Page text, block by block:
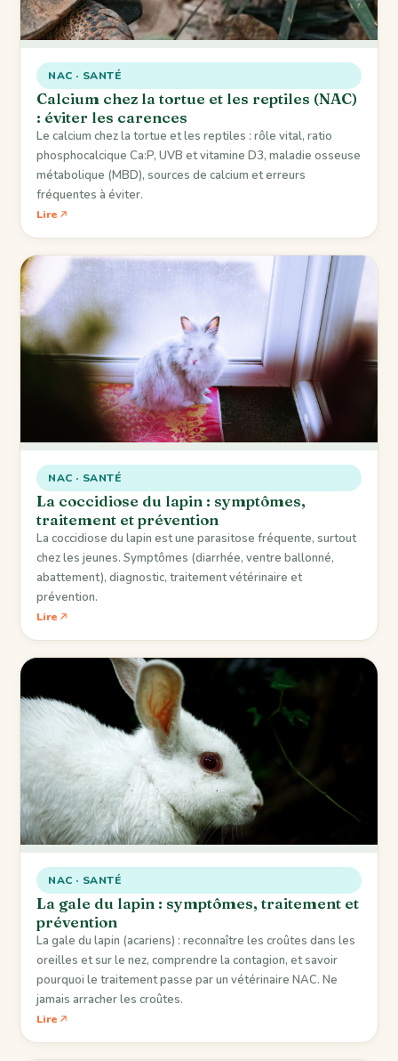
NAC · SANTÉ
Calcium chez la tortue et les reptiles (NAC)
: éviter les carences
Le calcium chez la tortue et les reptiles : rôle vital, ratio
phosphocalcique Ca:P, UVB et vitamine D3, maladie osseuse
métabolique (MBD), sources de calcium et erreurs
fréquentes à éviter.
Lire
NAC · SANTÉ
La coccidiose du lapin : symptômes,
traitement et prévention
La coccidiose du lapin est une parasitose fréquente, surtout
chez les jeunes. Symptômes (diarrhée, ventre ballonné,
abattement), diagnostic, traitement vétérinaire et
prévention.
Lire
NAC · SANTÉ
La gale du lapin : symptômes, traitement et
prévention
La gale du lapin (acariens) : reconnaître les croûtes dans les
oreilles et sur le nez, comprendre la contagion, et savoir
pourquoi le traitement passe par un vétérinaire NAC. Ne
jamais arracher les croûtes.
Lire